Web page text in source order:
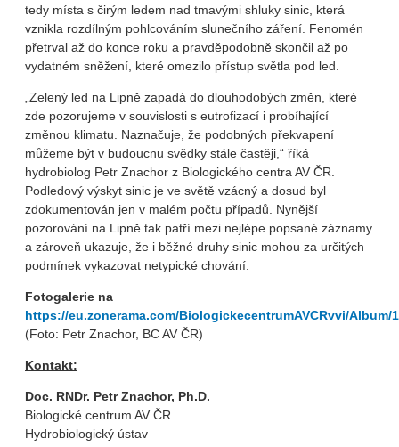
tedy místa s čirým ledem nad tmavými shluky sinic, která
vznikla rozdílným pohlcováním slunečního záření. Fenomén
přetrval až do konce roku a pravděpodobně skončil až po
vydatném sněžení, které omezilo přístup světla pod led.
„Zelený led na Lipně zapadá do dlouhodobých změn, které
zde pozorujeme v souvislosti s eutrofizací i probíhající
změnou klimatu. Naznačuje, že podobných překvapení
můžeme být v budoucnu svědky stále častěji,“ říká
hydrobiolog Petr Znachor z Biologického centra AV ČR.
Podledový výskyt sinic je ve světě vzácný a dosud byl
zdokumentován jen v malém počtu případů. Nynější
pozorování na Lipně tak patří mezi nejlépe popsané záznamy
a zároveň ukazuje, že i běžné druhy sinic mohou za určitých
podmínek vykazovat netypické chování.
Fotogalerie na
https://eu.zonerama.com/BiologickecentrumAVCRvvi/Album/
(Foto: Petr Znachor, BC AV ČR)
Kontakt:
Doc. RNDr. Petr Znachor, Ph.D.
Biologické centrum AV ČR
Hydrobiologický ústav